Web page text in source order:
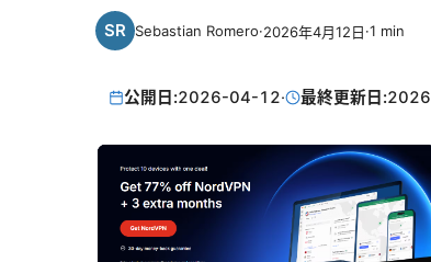
Sebastian Romero·2026年4月12日·1 min
公開日:2026-04-12· 最終更新日: